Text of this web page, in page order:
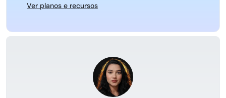
Ver planos e recursos